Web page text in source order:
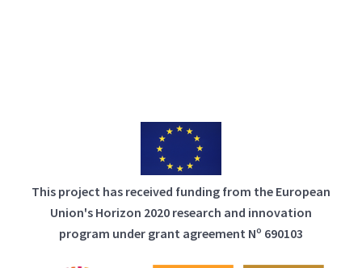
This project has received funding from the European
Union's Horizon 2020 research and innovation
program under grant agreement Nº 690103